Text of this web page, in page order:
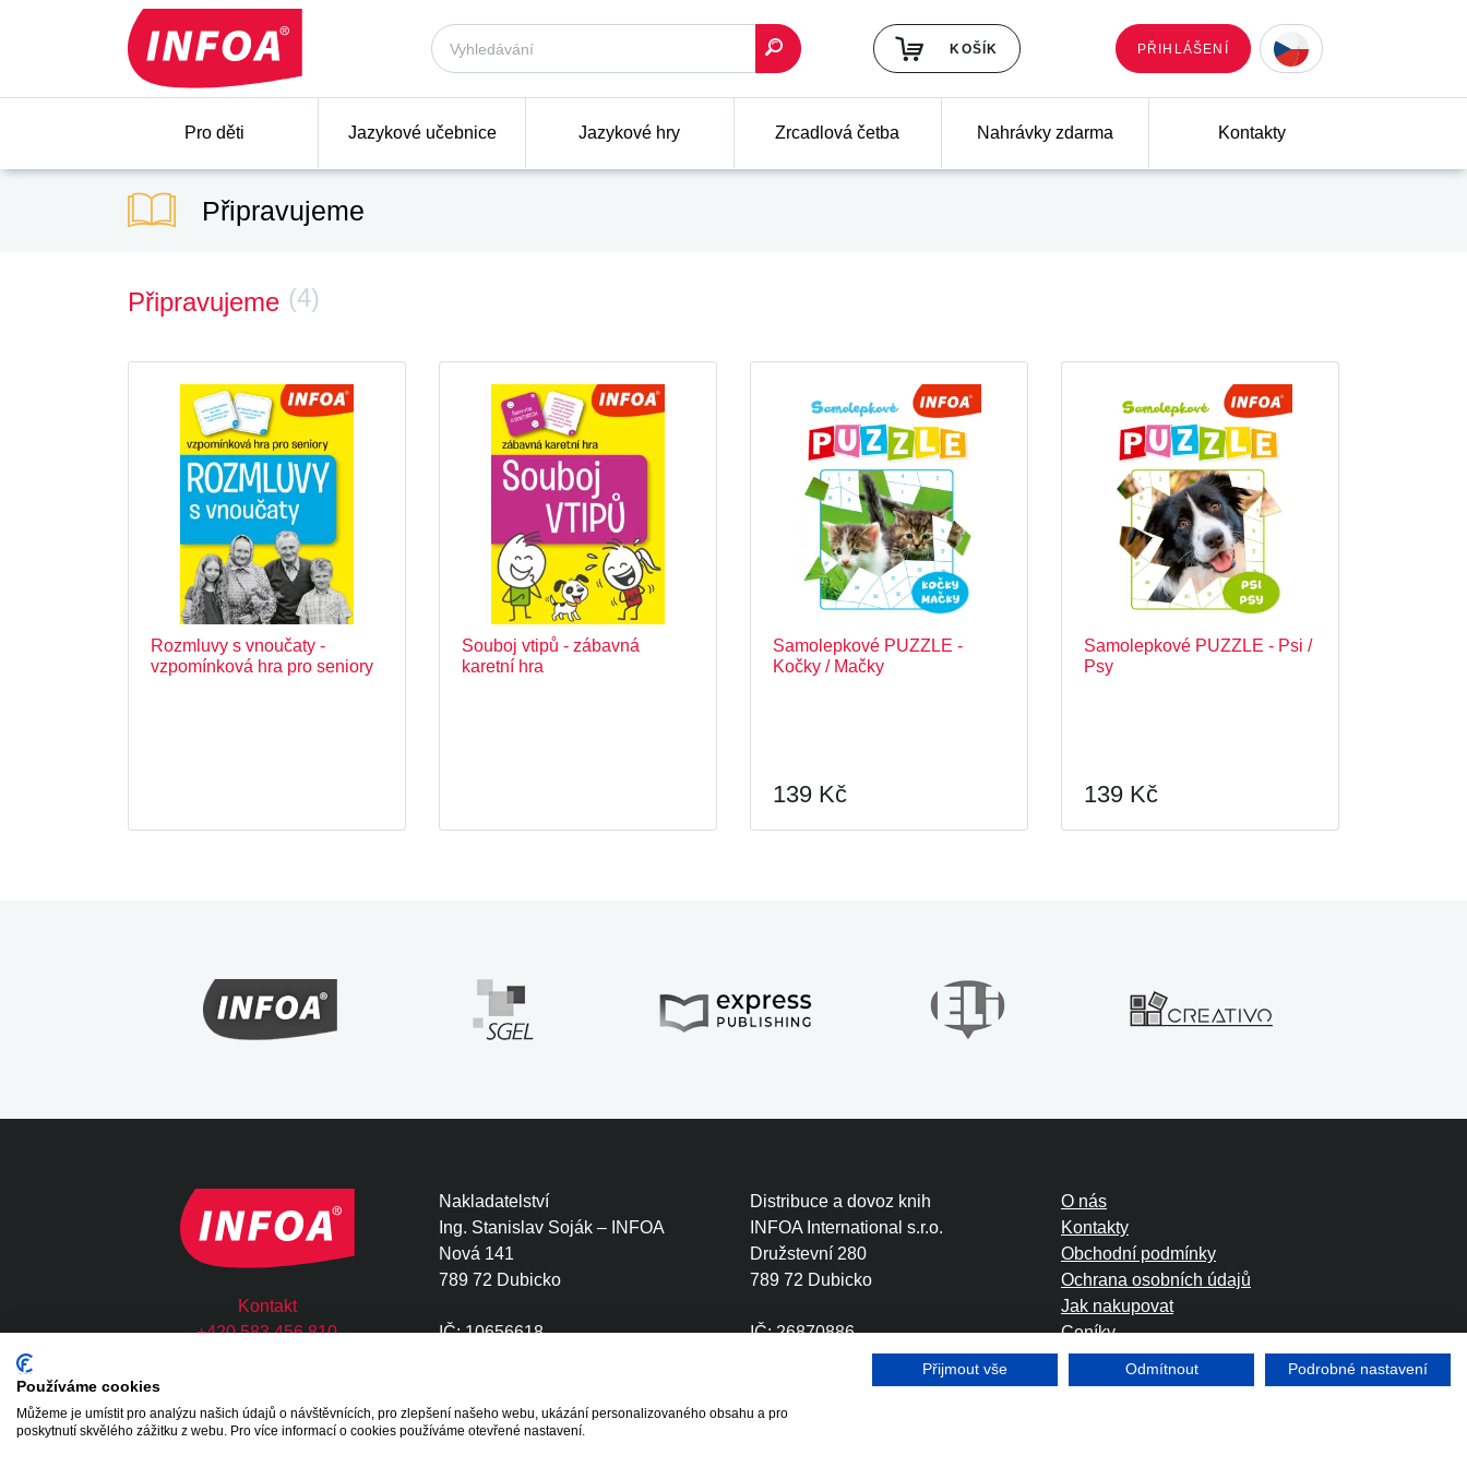
KOŠÍK PŘIHLÁŠENÍ
Pro děti Jazykové učebnice Jazykové hry Zrcadlová četba Nahrávky zdarma Kontakty
Připravujeme
Připravujeme (4)
Rozmluvy s vnoučaty -
vzpomínková hra pro seniory
Souboj vtipů - zábavná
karetní hra
Samolepkové PUZZLE -
Kočky / Mačky
139 Kč
Samolepkové PUZZLE - Psi /
Psy
139 Kč
Kontakt
+420 583 456 810
Nakladatelství
Ing. Stanislav Soják – INFOA
Nová 141
789 72 Dubicko
IČ: 10656618
Distribuce a dovoz knih
INFOA International s.r.o.
Družstevní 280
789 72 Dubicko
IČ: 26870886
DIČ: CZ26870886
O nás
Kontakty
Obchodní podmínky
Ochrana osobních údajů
Jak nakupovat
Ceníky
Foreign Rights
Copyright © 2020 - 2026 INFOA International s.r.o.
Používáme cookies
Můžeme je umístit pro analýzu našich údajů o návštěvnících, pro zlepšení našeho webu, ukázání personalizovaného obsahu a pro
poskytnutí skvělého zážitku z webu. Pro více informací o cookies používáme otevřené nastavení.
Přijmout vše Odmítnout Podrobné nastavení